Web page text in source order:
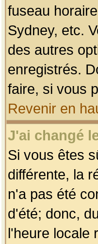
fuseau
Sydney, etc.
des autres
enregistrés.
faire, si vous
Revenir en
J'ai changé
Si vous êtes
différente, la
n'a pas été
d'été; donc,
l'heure locale